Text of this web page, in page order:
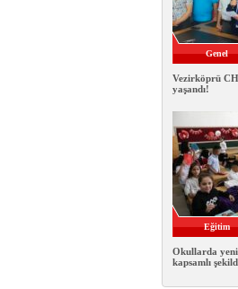
Genel
Vezirköprü
yaşandı!
Eğitim
Okullarda
kapsamlı